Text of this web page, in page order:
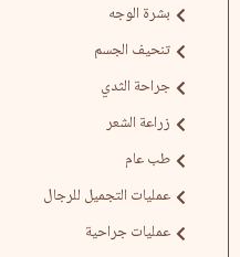
بشرة الوجه
تنحيف الجسم
جراحة الثدي
زراعة الشعر
طب عام
عمليات التجميل للرجال
عمليات جراحية